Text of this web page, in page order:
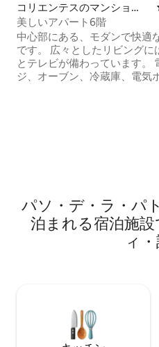
コリエンテスのマンショ
ン・アパート
美しいアパート6階
中心部にある、モダンで快適
です。 広々としたリビングにはエアコン
とテレビが備わっています。 電子レン
ジ、オーブン、冷蔵庫、電気
パソ・デ・ラ・パ
泊まれる宿泊施
ィ